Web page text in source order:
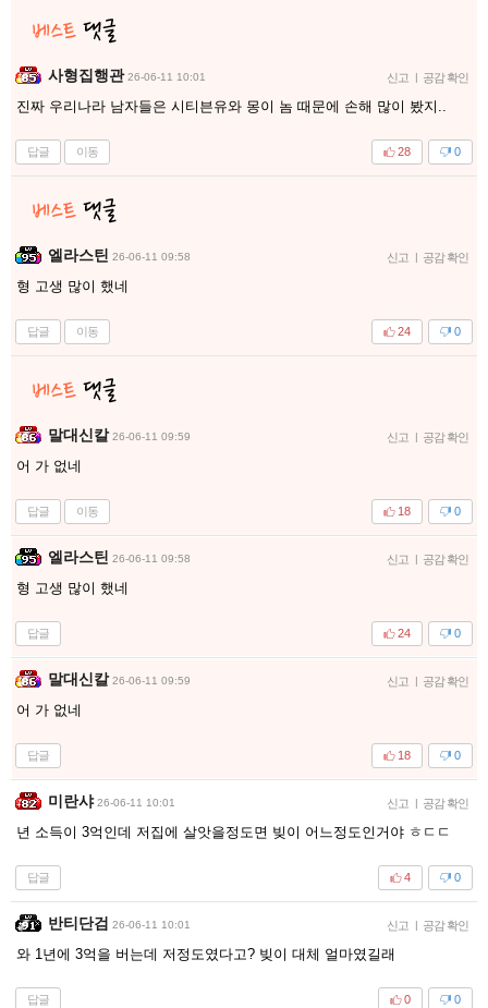
사형집행관 26-06-11 10:01 신고 | 공감 확인
진짜 우리나라 남자들은 시티븐유와 몽이 놈 때문에 손해 많이 봤지..
답글 이동 0
28
엘라스틴 26-06-11 09:58 신고 | 공감 확인
형 고생 많이 했네
답글 이동 0
24
말대신칼 26-06-11 09:59 신고 | 공감 확인
어 가 없네
답글 이동 0
18
엘라스틴 26-06-11 09:58 신고 | 공감 확인
형 고생 많이 했네
답글 0
24
말대신칼 26-06-11 09:59 신고 | 공감 확인
어 가 없네
답글 0
18
미란샤 26-06-11 10:01 신고 | 공감 확인
년 소득이 3억인데 저집에 살앗을정도면 빚이 어느정도인거야 ㅎㄷㄷ
답글 0
4
반티단검 26-06-11 10:01 신고 | 공감 확인
와 1년에 3억을 버는데 저정도였다고? 빚이 대체 얼마였길래
답글 0
0